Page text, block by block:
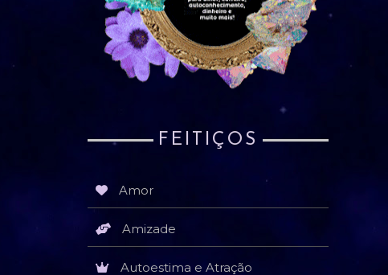
FEITIÇOS
Amor
Amizade
Autoestima e Atração